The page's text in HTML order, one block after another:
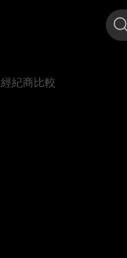
經紀商比較